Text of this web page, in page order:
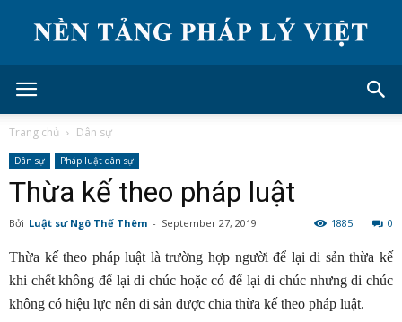
Trang chủ Dân sự
Dân sự Pháp luật dân sự
Thừa kế theo pháp luật
Bởi Luật sư Ngô Thế Thêm - September 27, 2019 0
1885
Thừa kế theo pháp luật là trường hợp người để lại di sản thừa kế
khi chết không để lại di chúc hoặc có để lại di chúc nhưng di chúc
không có hiệu lực nên di sản được chia thừa kế theo pháp luật.